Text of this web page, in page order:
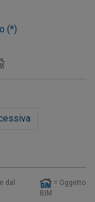
(*)
dal
= Oggetto
BIM